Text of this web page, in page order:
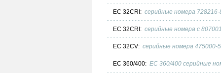
EC 32CRI: серийные номера 728216-
EC 32CRI: серийные номера с
EC 32CV: серийные номера 475000-
EC 360/400: EC 360/400 серийные